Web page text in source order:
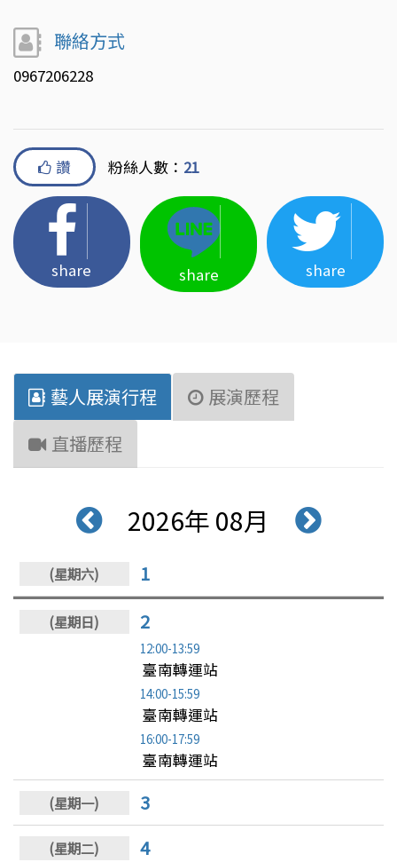
聯絡方式
0967206228
讚 粉絲人數： 21
share share share
藝人展演行程
展演歷程
直播歷程
2026年 08月
1
2
12:00-13:59
臺南轉運站
14:00-15:59
臺南轉運站
16:00-17:59
臺南轉運站
3
4